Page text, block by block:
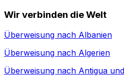
Wir verbinden die Welt
Überweisung nach Albanien
Überweisung nach Algerien
Überweisung nach Antigua